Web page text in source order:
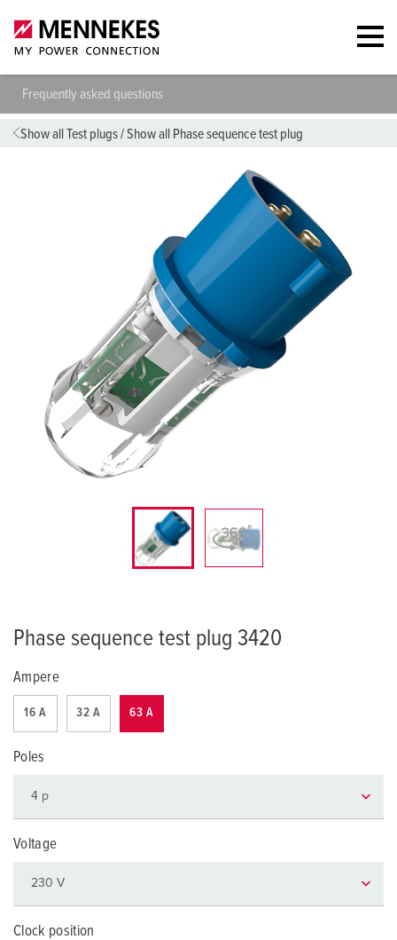
Frequently asked questions
Show all Test plugs/Show all Phase sequence test plug
Phase sequence test plug 3420
Ampere
16 A 32 A 63 A
Poles
Voltage
Clock position